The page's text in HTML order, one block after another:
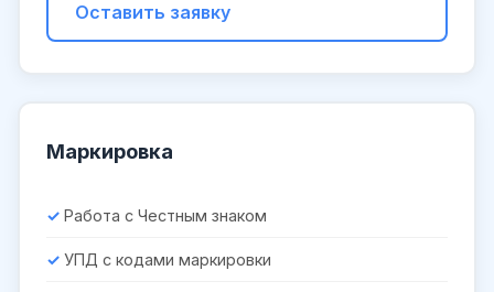
Оставить заявку
Маркировка
Работа с Честным знаком
УПД с кодами маркировки